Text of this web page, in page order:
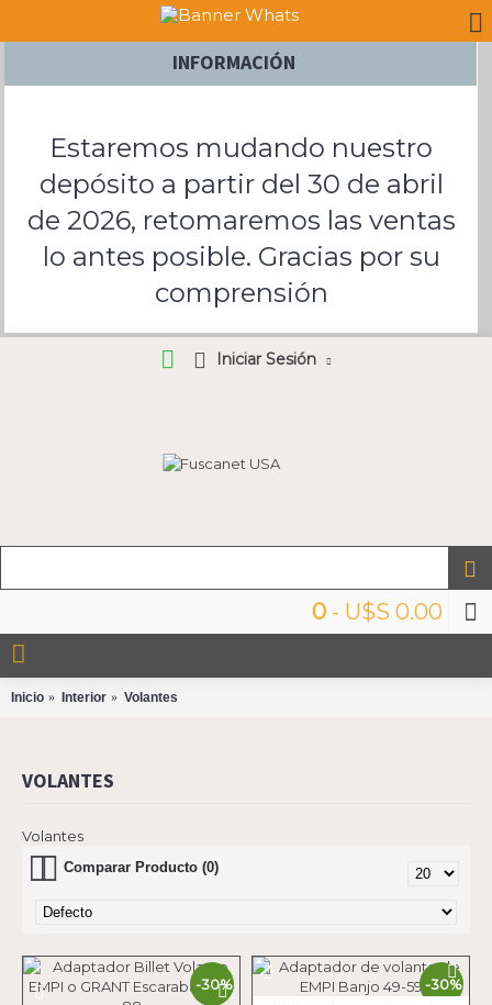
INFORMACIÓN
Estaremos mudando nuestro
depósito a partir del 30 de abril
de 2026, retomaremos las ventas
lo antes posible. Gracias por su
comprensión
Iniciar Sesión
0 - U$S 0.00
Inicio Interior Volantes
VOLANTES
Volantes
Comparar Producto (0)
-30%
-30%